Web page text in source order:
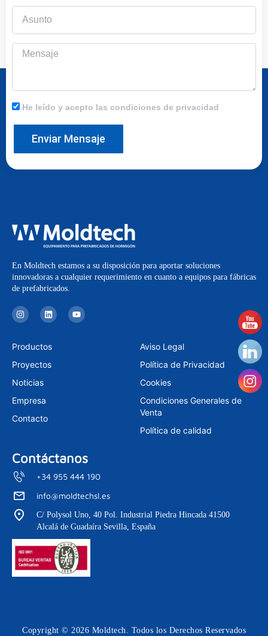
Mensaje
He leído y acepto las condiciones de privacidad
Enviar Mensaje
En Moldtech estamos a su disposición para aportar soluciones
innovadoras a cualquier requerimiento en cuanto a equipos para fábricas
de prefabricados.
I
n
s
a
g
a
L
i
n
e
d
n
Y
o
u
Productos
Proyectos
Noticias
Empresa
Contacto
Aviso Legal
Política de Privacidad
Cookies
Condiciones Generales de
Venta
Política de calidad
Contáctanos
+34 955 444 190
info@moldtechsl.es
C/ Polysol Uno, 40 Pol. Industrial Piedra Hincada 41500
Alcalá de Guadaíra Sevilla, España
Copyright © 2026 Moldtech. Todos los Derechos Reservados